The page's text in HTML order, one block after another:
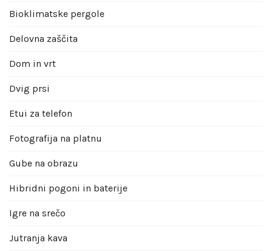
Bioklimatske pergole
Delovna zaščita
Dom in vrt
Dvig prsi
Etui za telefon
Fotografija na platnu
Gube na obrazu
Hibridni pogoni in baterije
Igre na srečo
Jutranja kava